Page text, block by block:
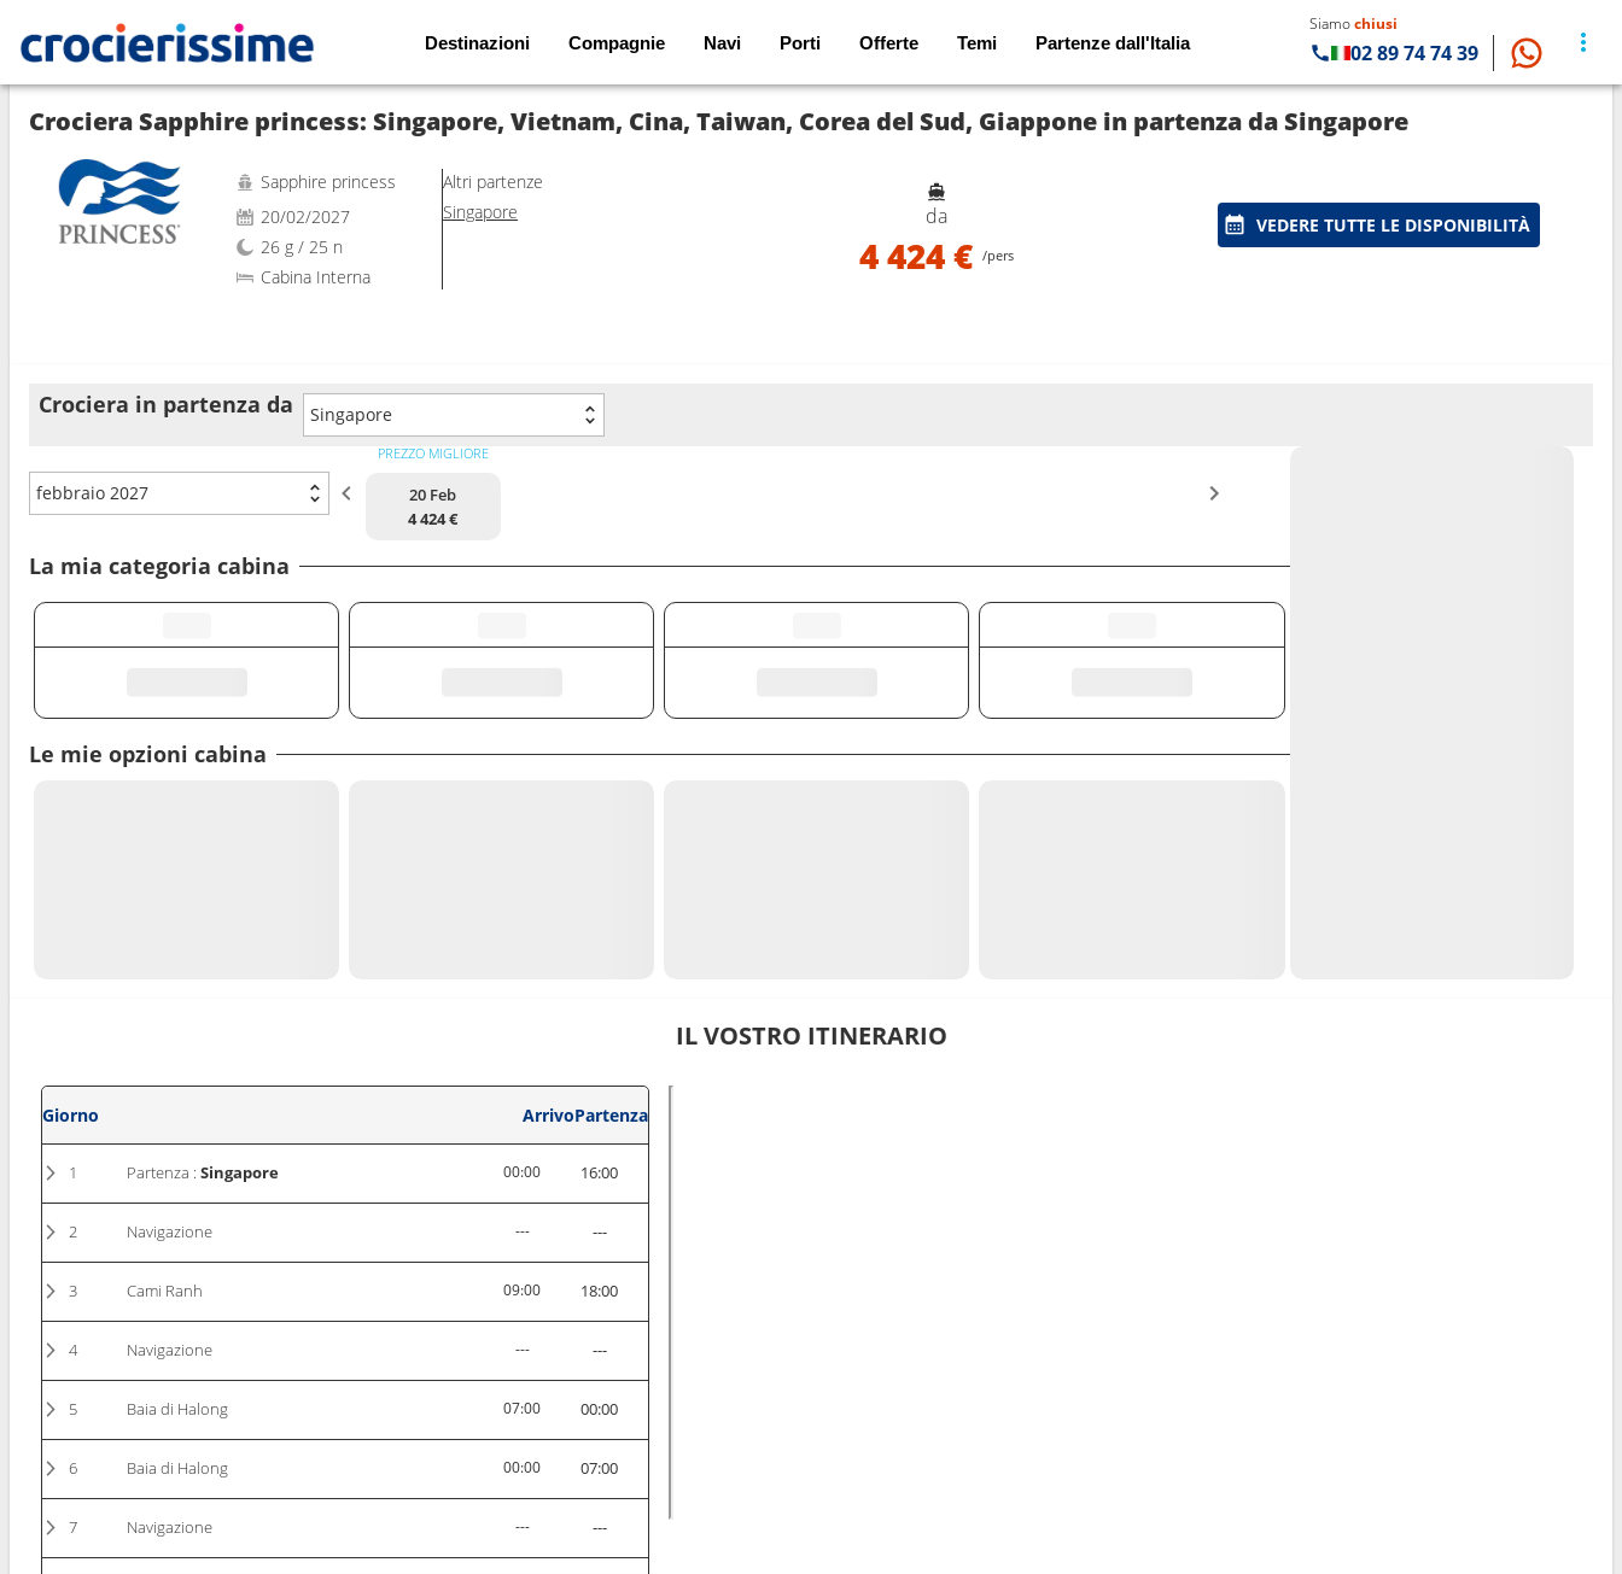
Destinazioni Compagnie Navi Porti Offerte Temi Partenze dall'Italia
Siamochiusi
02 89 74 74 39
Mostra le altre 39 foto
Crociera Sapphire princess: Singapore, Vietnam, Cina, Taiwan, Corea del Sud, Giappone in partenza da Singapore
Sapphire princess
20/02/2027
26 g / 25 n
Cabina Interna
Altri partenze
Singapore
da
4 424 € /pers
VEDERE TUTTE LE DISPONIBILITÀ
Crociera in partenza da Singapore
febbraio 2027
PREZZO MIGLIORE
20 Feb
4 424 €
La mia categoria cabina
Le mie opzioni cabina
IL VOSTRO ITINERARIO
Giorno ArrivoPartenza
1 Partenza : Singapore 00:00 16:00
2 Navigazione --- ---
3 Cami Ranh 09:00 18:00
4 Navigazione --- ---
5 Baia di Halong 07:00 00:00
6 Baia di Halong 00:00 07:00
7 Navigazione --- ---